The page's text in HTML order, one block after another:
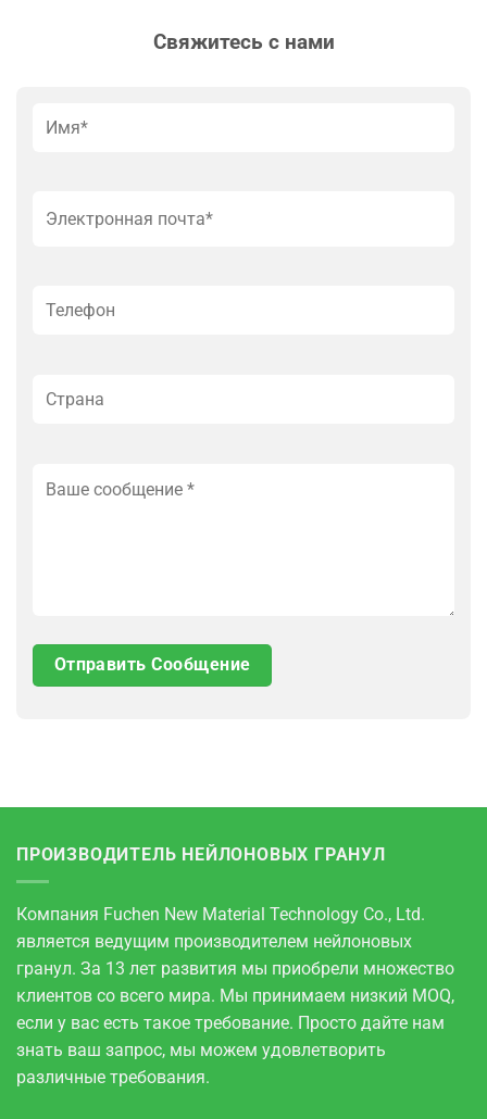
Свяжитесь с нами
ПРОИЗВОДИТЕЛЬ НЕЙЛОНОВЫХ ГРАНУЛ
Компания Fuchen New Material Technology Co., Ltd.
является ведущим производителем нейлоновых
гранул. За 13 лет развития мы приобрели множество
клиентов со всего мира. Мы принимаем низкий MOQ,
если у вас есть такое требование. Просто дайте нам
знать ваш запрос, мы можем удовлетворить
различные требования.